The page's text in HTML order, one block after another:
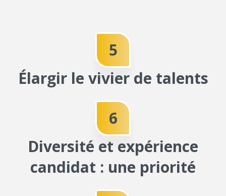
5
Élargir le vivier de talents
6
Diversité et expérience
candidat : une priorité